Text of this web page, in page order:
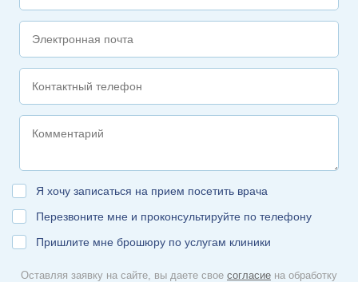
Я хочу записаться на прием посетить врача
Перезвоните мне и проконсультируйте по телефону
Пришлите мне брошюру по услугам клиники
Оставляя заявку на сайте, вы даете свое согласие на обработку